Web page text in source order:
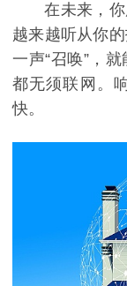
在未来，
越来越听从你
一声“召唤”，
都无须联网。
快。